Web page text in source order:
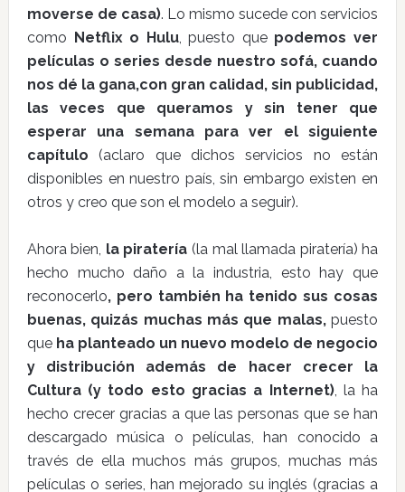
moverse de casa). Lo mismo sucede con servicios
como Netflix o Hulu, puesto que podemos ver
películas o series desde nuestro sofá, cuando
nos dé la gana,con gran calidad, sin publicidad,
las veces que queramos y sin tener que
esperar una semana para ver el siguiente
capítulo(aclaro que dichos servicios no están
disponibles en nuestro país, sin embargo existen en
otros y creo que son el modelo a seguir).
Ahora bien, la piratería(la mal llamada piratería) ha
hecho mucho daño a la industria, esto hay que
reconocerlo, pero también ha tenido sus cosas
buenas, quizás muchas más que malas,puesto
queha planteado un nuevo modelo de negocio
y distribución además de hacer crecer la
Cultura (y todo esto gracias a Internet), la ha
hecho crecer gracias a que las personas que se han
descargado música o películas, han conocido a
través de ella muchos más grupos, muchas más
películas o series, han mejorado su inglés (gracias a